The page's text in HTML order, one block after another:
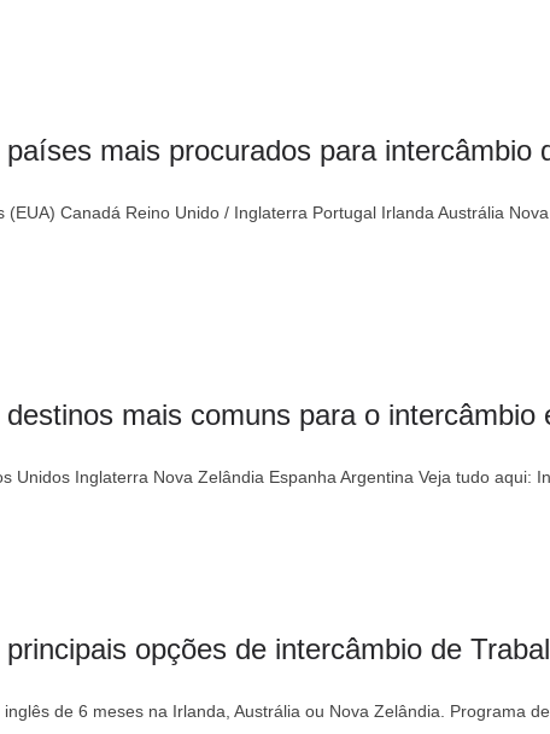
mais procurados para intercâmbio
(EUA) Canadá Reino Unido / Inglaterra Portugal Irlanda Austrália
mais comuns para o intercâmbio
Unidos Inglaterra Nova Zelândia Espanha Argentina Veja tudo aqui:
opções de intercâmbio de
de 6 meses na Irlanda, Austrália ou Nova Zelândia. Programa